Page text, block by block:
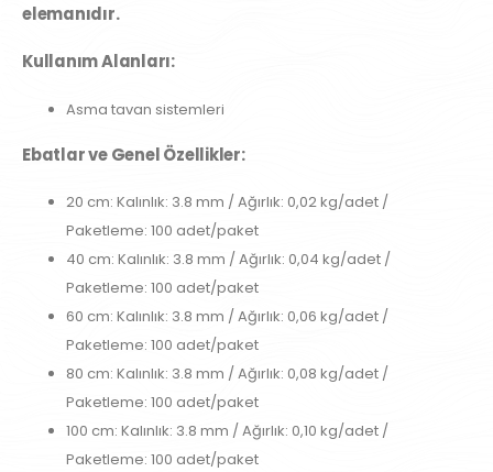
elemanıdır.
Kullanım Alanları:
Asma tavan sistemleri
Ebatlar ve Genel Özellikler:
20 cm: Kalınlık: 3.8 mm / Ağırlık: 0,02 kg/adet /
Paketleme: 100 adet/paket
40 cm: Kalınlık: 3.8 mm / Ağırlık: 0,04 kg/adet /
Paketleme: 100 adet/paket
60 cm: Kalınlık: 3.8 mm / Ağırlık: 0,06 kg/adet /
Paketleme: 100 adet/paket
80 cm: Kalınlık: 3.8 mm / Ağırlık: 0,08 kg/adet /
Paketleme: 100 adet/paket
100 cm: Kalınlık: 3.8 mm / Ağırlık: 0,10 kg/adet /
Paketleme: 100 adet/paket